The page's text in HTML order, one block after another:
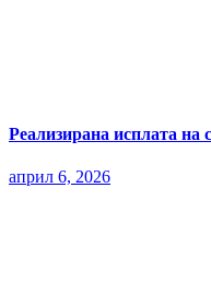
Реализирана исплата на
април 6, 2026